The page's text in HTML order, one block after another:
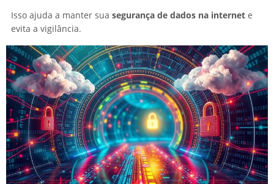
Isso ajuda a manter sua segurança de dados na internet e
evita a vigilância.